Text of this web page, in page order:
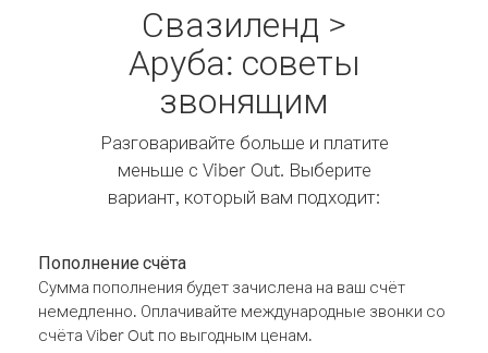
Свазиленд >
Аруба: советы
звонящим
Разговаривайте больше и платите
меньше с Viber Out. Выберите
вариант, который вам подходит:
Пополнение счёта
Сумма пополнения будет зачислена на ваш счёт
немедленно. Оплачивайте международные звонки со
счёта Viber Out по выгодным ценам.